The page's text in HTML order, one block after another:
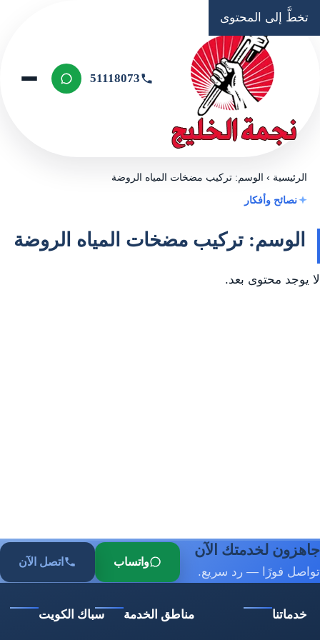
تخطَّ إلى المحتوى
51118073
الرئيسية ›الوسم: تركيب مضخات المياه الروضة
نصائح وأفكار
الوسم: تركيب مضخات المياه الروضة
لا يوجد محتوى بعد.
جاهزون لخدمتك الآن
تواصل فورًا — رد سريع.
واتساب اتصل الآن
خدماتنا مناطق الخدمة سباك الكويت